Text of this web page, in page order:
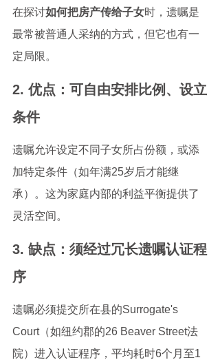
在探讨如何把房产传给子女时，遗嘱是
最常被普通人采纳的方式，但它也有一
定局限。
2. 优点：可自由安排比例、设立
条件
遗嘱允许设定不同子女所占份额，或添
加特定条件（如年满25岁后才能继
承）。这为家庭内部的利益平衡提供了
灵活空间。
3. 缺点：须经过冗长遗嘱认证程
序
遗嘱必须提交所在县的Surrogate's
Court（如纽约郡的26 Beaver Street法
院）进入认证程序，平均耗时6个月至1